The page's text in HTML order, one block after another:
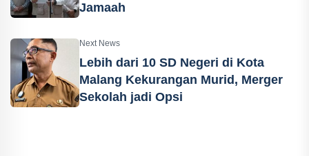
Jamaah
Next News
Lebih dari 10 SD Negeri di Kota
Malang Kekurangan Murid, Merger
Sekolah jadi Opsi